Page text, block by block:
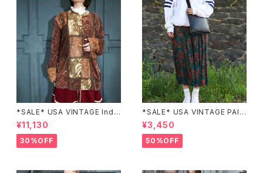
*SALE* USA VINTAGE Indi
go moon PATCHWORK EM
BROIDERY DESIGN JACKE
T/アメリカ古着パッチワーク刺
繍ジャケット
¥11,130
30%OFF
*SALE* USA VINTAGE PAIS
LEY PATTERNED DESIGN S
KIRT/アメリカ古着ペイズリー
柄デザインスカート
¥3,450
50%OFF